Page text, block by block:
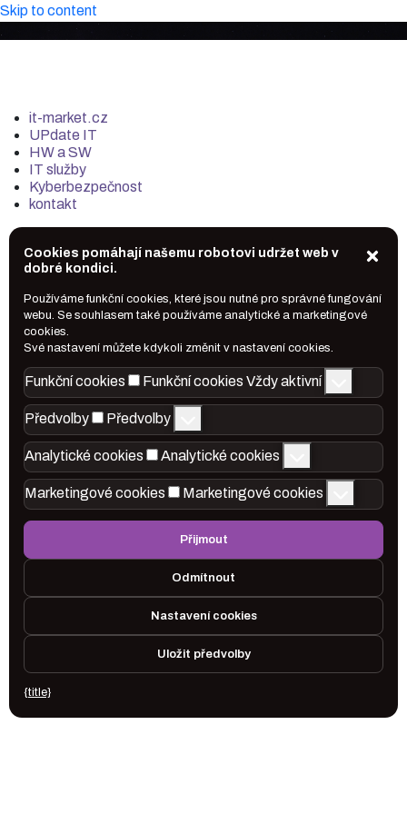
Skip to content
it-market.cz
UPdate IT
HW a SW
IT služby
Kyberbezpečnost
kontakt
Cookies pomáhají našemu robotovi udržet web v
dobré kondici.
Používáme funkční cookies, které jsou nutné pro správné fungování
webu. Se souhlasem také používáme analytické a marketingové
cookies.
Své nastavení můžete kdykoli změnit v nastavení cookies.
Funkční cookies Funkční cookies Vždy aktivní
Předvolby Předvolby
Analytické cookies Analytické cookies
Marketingové cookies Marketingové cookies
Přijmout
Odmítnout
Nastavení cookies
Uložit předvolby
{title}